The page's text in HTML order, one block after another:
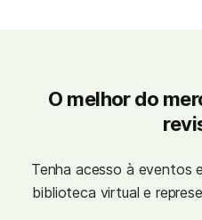
O melhor do
Tenha acesso à eventos
biblioteca virtual e